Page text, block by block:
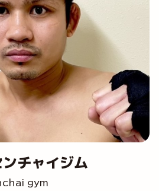
チャイジム
gym